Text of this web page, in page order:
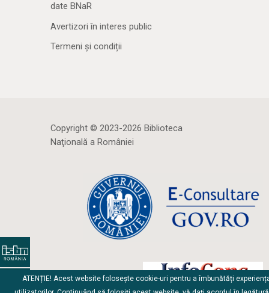
date BNaR
Avertizori în interes public
Termeni și condiții
Copyright © 2023-2026 Biblioteca
Naţională a României
ATENȚIE! Acest website folosește cookie-uri pentru a îmbunătăți